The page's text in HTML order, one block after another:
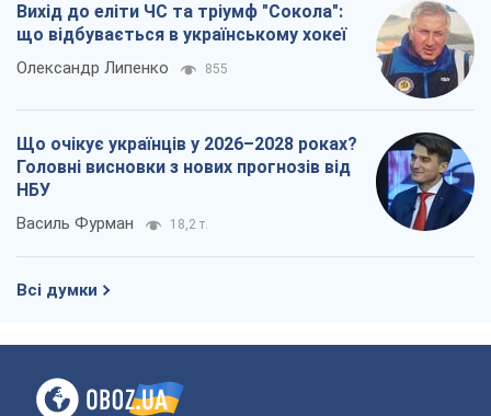
Вихід до еліти ЧС та тріумф "Сокола":
що відбувається в українському хокеї
Олександр Липенко 855
Що очікує українців у 2026–2028 роках?
Головні висновки з нових прогнозів від
НБУ
Василь Фурман 18,2 т.
Всі думки